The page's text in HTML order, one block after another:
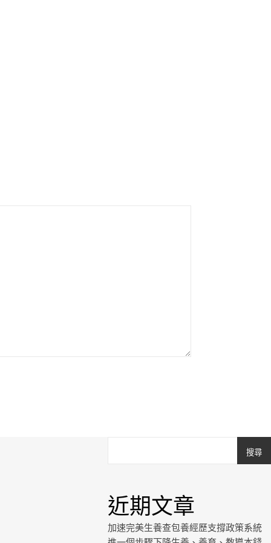
搜尋
近期文章
加速完美生養查包養經歷支撐政策系統